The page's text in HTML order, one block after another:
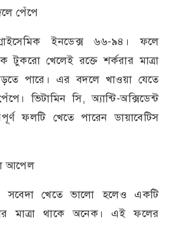
পেঁপে
ইনডেক্স ৬৬-৯৪। ফলে
খেলেই রক্তে শর্করার মাত্রা
পারে। এর বদলে খাওয়া যেতে
ভিটামিন সি, অ্যান্টি-অক্সিডেন্ট
ফলটি খেতে পারেন ডায়াবেটিস
আপেল
সবেদা খেতে ভালো হলেও একটি
মাত্রা থাকে অনেক। এই ফলের